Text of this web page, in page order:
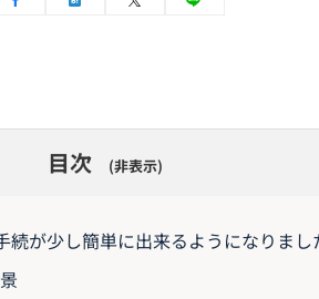
目次 非表示
続が少し簡単に出来るようになりまし